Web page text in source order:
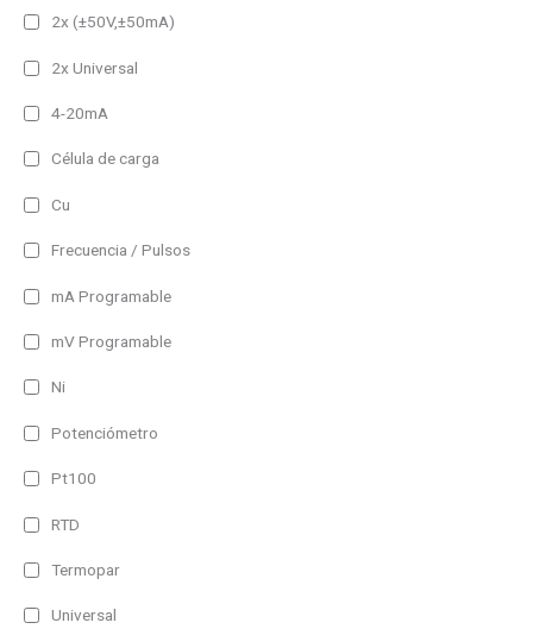
2x (±50V,±50mA)
2x Universal
4-20mA
Célula de carga
Cu
Frecuencia / Pulsos
mA Programable
mV Programable
Ni
Potenciómetro
Pt100
RTD
Termopar
Universal